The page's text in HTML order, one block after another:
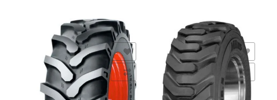
Comparar
Añadir a la lista de deseos
Comparar
Añadir a la lista de deseos